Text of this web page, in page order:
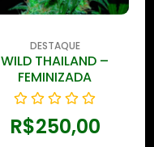
DESTAQUE
WILD THAILAND –
FEMINIZADA
R$250,00